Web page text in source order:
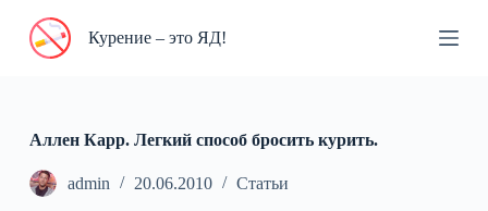
П
Курение – это ЯД!
Аллен Карр. Легкий способ бросить курить.
admin 20.06.2010 Статьи